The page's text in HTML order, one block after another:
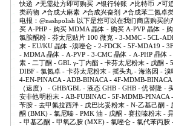
快递 ↗️无需处方即可购买 ↗️银行转账 ↗️比特币 ↗️可
类药物 ↗️合成大麻素 ↗️合成兴奋剂 ↗️合成苯二氮卓类
电报：@nashpolish 以下是您可以在我们商店购买
买 A-PHP - 购买 MDMA 晶体 - 购买 A-PVP 晶体 -
氯胺酮粉 - 芬太尼贴片 100 微克 - 3-MMC - 5CL-
末 - EU/KU 晶体 -溴唑仑 - 2-FDCK - 5F-MDA19 -
- MDMA 晶体 - A-PVP - 3-CMC 晶体 - A-PHP 晶
素 - 二丁酮 - GBL γ-丁内酯 - 卡芬太尼粉末 - 戊酮 -
DIBF - 氯氮卓 - 卡芬太尼粉末 - 摇头丸 - 海洛因 -
4-EN-PINACA - ADB-BINACA - 4F-MDMB-
（速度） - GHB/GBL - 液态 GHB - GHB - 优替隆
安非他明粉末 - AB-FUBINAC - 5F-MDMB-
苄胺 - 去甲氟拉西泮 - 戊巴比妥粉末 - N-乙基己酮 -
酮 (BMK) - 氯尼嗪 - PMK 油 - 戊酮 - 赛拉嗪粉末 -
- 甲基乙酮 - 甲氧乙胺 (MXE) - 氯唑仑 - 氯代苯丙